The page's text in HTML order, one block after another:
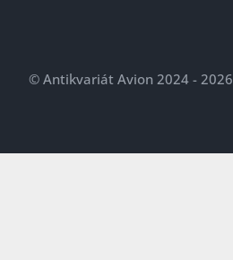
© Antikvariát Avion 2024 - 2026